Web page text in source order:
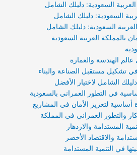
السعودية: دليلك الشامل
السعودية: دليلك الشامل
السعودية: دليلك الشامل
بالمملكة العربية السعودية
الهندسة والعمارة
تشكيل مستقبل الصناعة والبناء
الشامل لاختيار الأفضل
في التطور العمراني بالسعودية
لتعزيز الأمان في المشاريع
والتطور العمراني في المملكة
المستدامة والازدهار
والاقتصاد الأخضر
في التنمية المستدامة